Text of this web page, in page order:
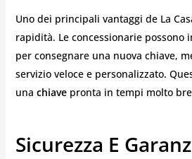
Uno dei principali vantaggi de La
rapidità. Le concessionarie possono
per consegnare una nuova chiave,
servizio veloce e personalizzato.
una chiave pronta in tempi molto
Sicurezza E